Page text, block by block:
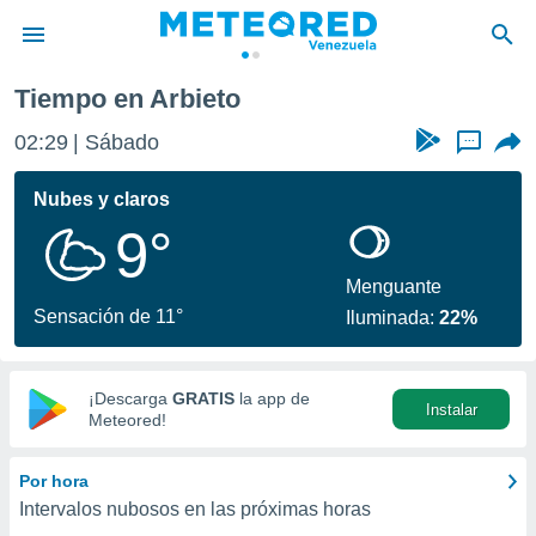
de
ha
calidad.
a este
las
y
digital
basada
Tiempo en Arbieto
02:29 Sábado ...
Nubes y claros
9°
Sensación de 11°
Menguante
Iluminada:22%
¡Descarga GRATIS la app de
Meteored!
Instalar
Por hora
Intervalos nubosos en las próximas horas